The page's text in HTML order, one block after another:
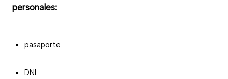
personales:
pasaporte
DNI